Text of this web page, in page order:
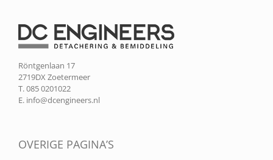
Röntgenlaan 17
2719DX Zoetermeer
T. 085 0201022
E. info@dcengineers.nl
OVERIGE PAGINA’S